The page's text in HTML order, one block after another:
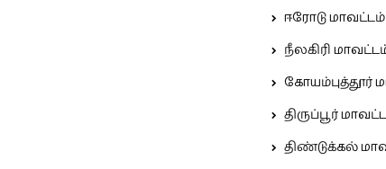
ஈரோடு மாவட்டம்
நீலகிரி
கோயம்புத்தூர்
திருப்பூர்
திண்டுக்கல்